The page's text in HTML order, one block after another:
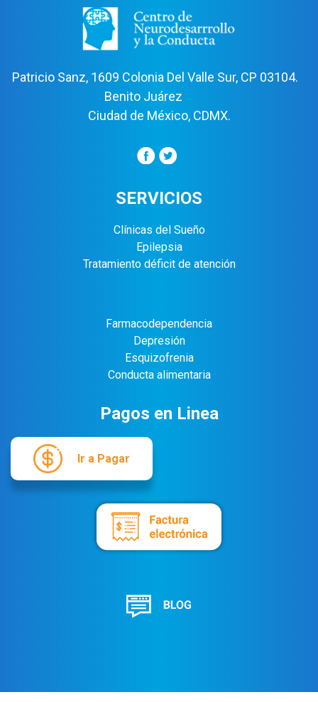
Patricio Sanz, 1609 Colonia Del Valle Sur, CP 03104.
Benito Juárez
Ciudad de México, CDMX.
SERVICIOS
Clínicas del Sueño
Epilepsia
Tratamiento déficit de atención
Farmacodependencia
Depresión
Esquizofrenia
Conducta alimentaria
Pagos en Linea
Ir a Pagar